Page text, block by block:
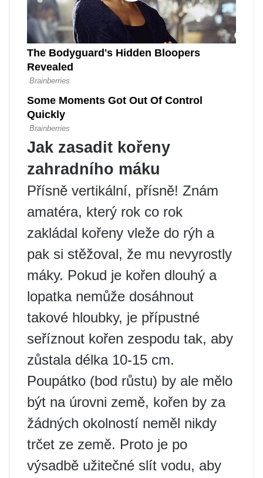
Jak zasadit kořeny
zahradního máku
Přísně vertikální, přísně! Znám
amatéra, který rok co rok
zakládal kořeny vleže do rýh a
pak si stěžoval, že mu nevyrostly
máky. Pokud je kořen dlouhý a
lopatka nemůže dosáhnout
takové hloubky, je přípustné
seříznout kořen zespodu tak, aby
zůstala délka 10-15 cm.
Poupátko (bod růstu) by ale mělo
být na úrovni země, kořen by za
žádných okolností neměl nikdy
trčet ze země. Proto je po
výsadbě užitečné slít vodu, aby